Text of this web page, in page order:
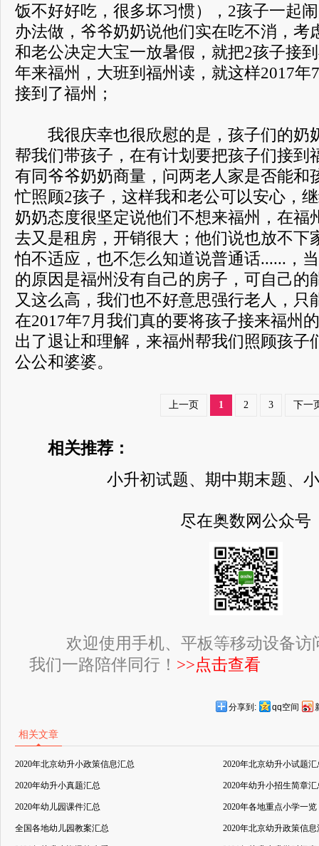
饭不好好吃，很多坏习惯），2孩子一起
办法做，爷爷奶奶说他们实在吃不消，考
和老公决定大宝一放暑假，就把2孩子接
年来福州，大班到福州读，就这样2017年
接到了福州；
我很庆幸也很欣慰的是，孩子们的奶
帮我们带孩子，在有计划要把孩子们接到
有同爷爷奶奶商量，问两老人家是否能和
忙照顾2孩子，这样我和老公可以安心，
奶奶态度很坚定说他们不想来福州，在福
去又是租房，开销很大；他们说也放不下
怕不适应，也不怎么知道说普通话......，
的原因是福州没有自己的房子，可自己的
又这么高，我们也不好意思强行老人，只
在2017年7月我们真的要将孩子接来福州
出了退让和理解，来福州帮我们照顾孩子
公公和婆婆。
上一页 1 2 3 下一
相关推荐：
小升初试题、期中期末题、
尽在奥数网公众号
欢迎使用手机、平板等移动设备访
我们一路陪伴同行！ >>点击查看
分享到: qq空间
相关文章
2020年北京幼升小政策信息汇总 2020年北京幼升小试题汇
2020年幼升小真题汇总 2020年幼升小招生简章汇
2020年幼儿园课件汇总 2020年各地重点小学一览
全国各地幼儿园教案汇总 2020年北京幼升政策信息